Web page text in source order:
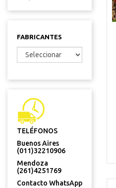
FABRICANTES
TELÉFONOS
Buenos Aires
(011)32210906
Mendoza
(261)4251769
Contacto WhatsApp